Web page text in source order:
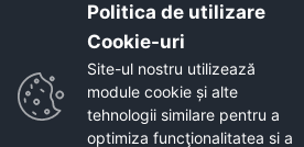
Harta site
Link-uri utile
E-Consultare
Politica de utilizare
Cookie-uri‎
Site-ul nostru utilizează
module cookie și alte
tehnologii similare pentru a
optimiza funcţionalitatea si a